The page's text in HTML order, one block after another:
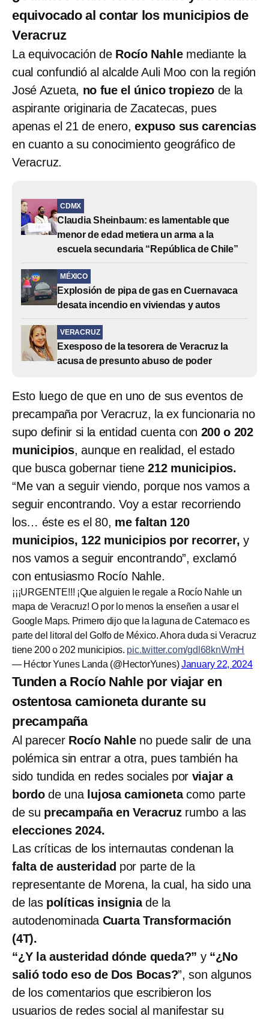
equivocado al contar los municipios de
Veracruz
La equivocación de Rocío Nahlemediante la
cual confundió al alcalde Auli Moo con la región
José Azueta, no fue el único tropiezo de la
aspirante originaria de Zacatecas, pues
apenas el 21 de enero,expuso sus carencias
en cuanto a su conocimiento geográfico de
Veracruz.
CDMX
Claudia Sheinbaum: es lamentable que
menor de edad metiera un arma a la
escuela secundaria “República de Chile”
MÉXICO
Explosión de pipa de gas en Cuernavaca
desata incendio en viviendas y autos
VERACRUZ
Exesposo de la tesorera de Veracruz la
acusa de presunto abuso de poder
Esto luego de que en uno de sus eventos de
precampaña por Veracruz, la ex funcionaria no
supo definir si la entidad cuenta con 200 o 202
municipios, aunque en realidad, el estado
que busca gobernar tiene212 municipios.
“Me van a seguir viendo, porque nos vamos a
seguir encontrando. Voy a estar recorriendo
los… éste es el 80, me faltan 120
municipios, 122 municipios por recorrer, y
nos vamos a seguir encontrando”, exclamó
con entusiasmo Rocío Nahle.
¡¡¡URGENTE!!! ¡Que alguien le regale a Rocío Nahle un
mapa de Veracruz! O por lo menos la enseñen a usar el
Google Maps. Primero dijo que la laguna de Catemaco es
parte del litoral del Golfo de México. Ahora duda si Veracruz
tiene 200 o 202 municipios. pic.twitter.com/gdl68knWmH
— Héctor Yunes Landa (@HectorYunes)January 22, 2024
Tunden a Rocío Nahle por viajar en
ostentosa camioneta durante su
precampaña
Al parecer Rocío Nahleno puede salir de una
polémica sin entrar a otra, pues también ha
sido tundida en redes sociales por viajar a
bordode una lujosa camionetacomo parte
de su precampaña en Veracruz rumbo a las
elecciones 2024.
Las críticas de los internautas condenan la
falta de austeridad por parte de la
representante de Morena, la cual, ha sido una
de las políticas insigniade la
autodenominada Cuarta Transformación
(4T).
“¿Y la austeridad dónde queda?” y “¿No
salió todo eso de Dos Bocas?”, son algunos
de los comentarios que escribieron los
usuarios de redes social al manifestar su